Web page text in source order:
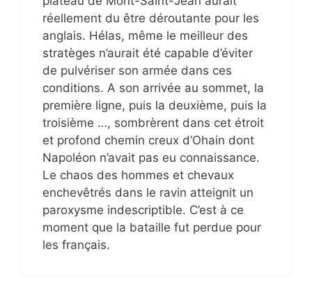
réellement du être déroutante pour les
anglais. Hélas, même le meilleur des
stratèges n’aurait été capable d’éviter
de pulvériser son armée dans ces
conditions. A son arrivée au sommet, la
première ligne, puis la deuxième, puis la
troisième …, sombrèrent dans cet étroit
et profond chemin creux d’Ohain dont
Napoléon n’avait pas eu connaissance.
Le chaos des hommes et chevaux
enchevêtrés dans le ravin atteignit un
paroxysme indescriptible. C’est à ce
moment que la bataille fut perdue pour
les français.